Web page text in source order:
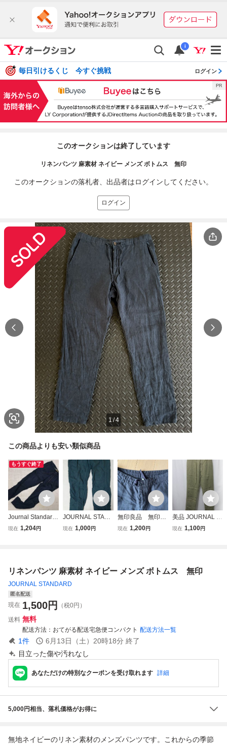
i
毎日引けるくじ 今すぐ挑戦 ログイン
このオークションは終了しています
リネンパンツ 麻素材 ネイビー メンズ ボトムス 無印
このオークションの落札者、出品者はログインしてください。
ログイン
1/4
この商品よりも安い類似商品
もうすぐ終了
Journal Standard
ジャーナルスタン
ムス 紺 メンズ
現在 1,204円
JOURNAL STAND
ARD/リネンボト
現在 1,000円
無印良品 無印
MUJI リネンパン
現在 1,200円
美品 JOURNAL S
TANDARD relume
現在 1,100円
リネンパンツ 麻素材 ネイビー メンズ ボトムス 無印
JOURNAL STANDARD
匿名配送
現在 1,500円
（税0円）
送料 無料
配送方法 おてがる配送宅急便コンパクト 配送方法一覧
1件 6月13日（土）20時18分 終了
目立った傷や汚れなし
あなただけの特別なクーポンを受け取れます 詳細
5,000円相当、落札価格がお得に
無地ネイビーのリネン素材のメンズパンツです。これからの季節